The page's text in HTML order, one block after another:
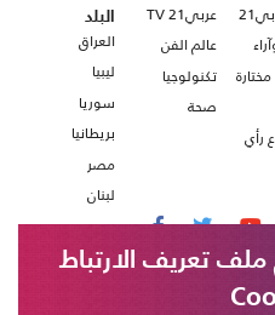
رأي
عربي21 TV
عالم الفن
تكنولوجيا
صحة
البلد
العراق
ليبيا
سوريا
بريطانيا
مصر
لبنان
تعريف الارتباط